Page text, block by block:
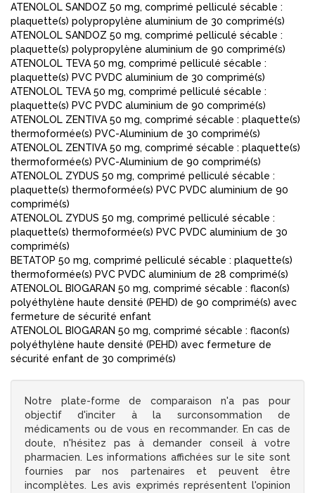
ATENOLOL SANDOZ 50 mg, comprimé pelliculé sécable :
plaquette(s) polypropylène aluminium de 30 comprimé(s)
ATENOLOL SANDOZ 50 mg, comprimé pelliculé sécable :
plaquette(s) polypropylène aluminium de 90 comprimé(s)
ATENOLOL TEVA 50 mg, comprimé pelliculé sécable :
plaquette(s) PVC PVDC aluminium de 30 comprimé(s)
ATENOLOL TEVA 50 mg, comprimé pelliculé sécable :
plaquette(s) PVC PVDC aluminium de 90 comprimé(s)
ATENOLOL ZENTIVA 50 mg, comprimé sécable : plaquette(s)
thermoformée(s) PVC-Aluminium de 30 comprimé(s)
ATENOLOL ZENTIVA 50 mg, comprimé sécable : plaquette(s)
thermoformée(s) PVC-Aluminium de 90 comprimé(s)
ATENOLOL ZYDUS 50 mg, comprimé pelliculé sécable :
plaquette(s) thermoformée(s) PVC PVDC aluminium de 90
comprimé(s)
ATENOLOL ZYDUS 50 mg, comprimé pelliculé sécable :
plaquette(s) thermoformée(s) PVC PVDC aluminium de 30
comprimé(s)
BETATOP 50 mg, comprimé pelliculé sécable : plaquette(s)
thermoformée(s) PVC PVDC aluminium de 28 comprimé(s)
ATENOLOL BIOGARAN 50 mg, comprimé sécable : flacon(s)
polyéthylène haute densité (PEHD) de 90 comprimé(s) avec
fermeture de sécurité enfant
ATENOLOL BIOGARAN 50 mg, comprimé sécable : flacon(s)
polyéthylène haute densité (PEHD) avec fermeture de
sécurité enfant de 30 comprimé(s)
Notre plate-forme de comparaison n'a pas pour
objectif d'inciter à la surconsommation de
médicaments ou de vous en recommander. En cas de
doute, n'hésitez pas à demander conseil à votre
pharmacien. Les informations affichées sur le site sont
fournies par nos partenaires et peuvent être
incomplètes. Les avis exprimés représentent l'opinion